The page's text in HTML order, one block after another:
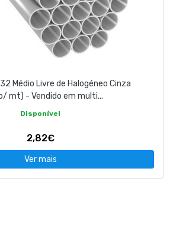
Médio Livre de Halogéneo Cinza
mt) - Vendido em multi...
Disponível
2,82€
Ver mais